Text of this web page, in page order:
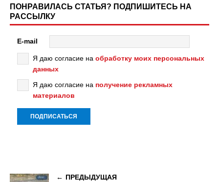
ПОНРАВИЛАСЬ СТАТЬЯ? ПОДПИШИТЕСЬ НА
РАССЫЛКУ
E-mail
Я даю согласие на обработку моих персональных
данных
Я даю согласие на получение рекламных
материалов
ПРЕДЫДУЩАЯ